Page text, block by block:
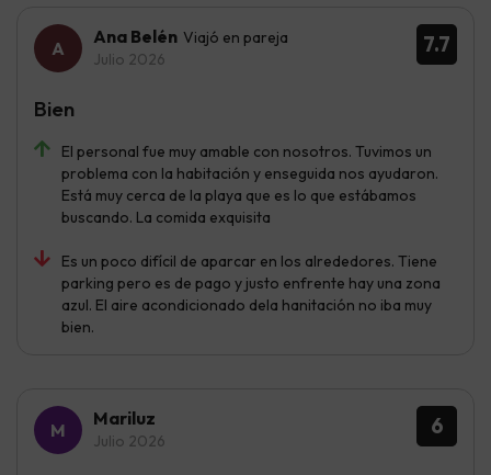
7.7
Ana Belén Viajó en pareja
Julio 2026
El personal fue muy amable con nosotros. Tuvimos un
problema con la habitación y enseguida nos ayudaron.
Está muy cerca de la playa que es lo que estábamos
buscando. La comida exquisita
Es un poco difícil de aparcar en los alrededores. Tiene
parking pero es de pago y justo enfrente hay una zona
azul. El aire acondicionado dela hanitación no iba muy
bien.
Bien
6
Mariluz
Julio 2026